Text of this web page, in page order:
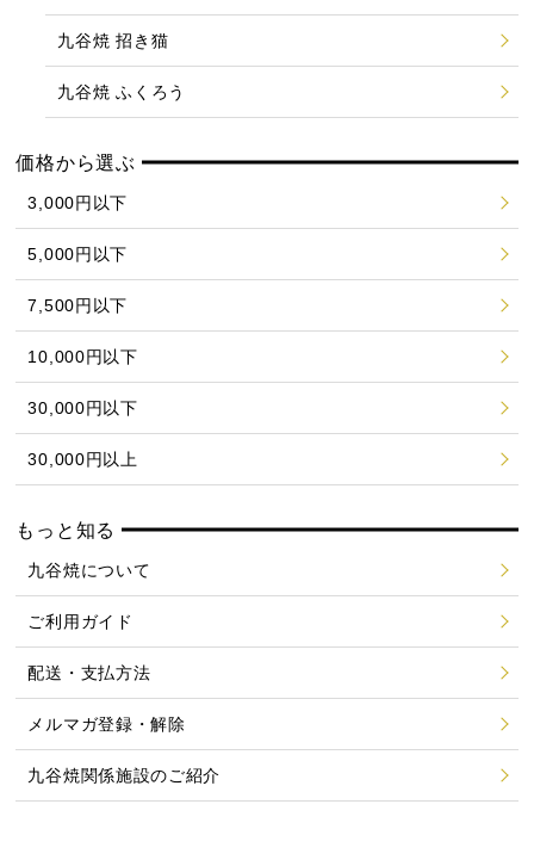
九谷焼 招き猫
九谷焼 ふくろう
価格から選ぶ
3,000円以下
5,000円以下
7,500円以下
10,000円以下
30,000円以下
30,000円以上
もっと知る
九谷焼について
ご利用ガイド
配送・支払方法
メルマガ登録・解除
九谷焼関係施設のご紹介